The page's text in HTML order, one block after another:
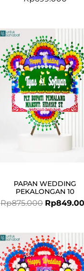
PAPAN WEDDING
PEKALONGAN 10
Rp875.000
Original
price
was:
Rp
Original
price
was: